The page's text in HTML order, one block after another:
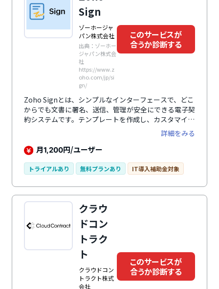
スが高いサービスです。
Sign
ゾーホージャ
パン株式会社
出典：ゾーホー
ジャパン株式会
社
https://www.z
oho.com/jp/si
gn/
このサービスが
合うか診断する
Zoho Signとは、シンプルなインターフェースで、どこ
からでも文書に署名、送信、管理が安全にできる電子契
約システムです。テンプレートを作成し、カスタマイズ
しながら繰り返し使用することで業務の効率化を図れま
す。契約書やオファーレターなどあらゆる文書に自分で
電子署名をしてからチームに送信したり、ドキュメント
単に行えます。軍用レベルの暗号化で最高レベルのデー
るESIGNとeIDASに準拠しているので、安心してシステ
ムを利用できます。複数の受信者にドキュメントを送信
するときの署名順を決めてドキュメントの受信方法と署
名方法を管理でき、ワークフロー設定も可能です。
詳細をみる
月1,200円/ユーザー
トライアルあり 無料プランあり IT導入補助金対象
クラウ
ドコン
トラク
ト
クラウドコン
トラクト株式
会社
このサービスが
合うか診断する